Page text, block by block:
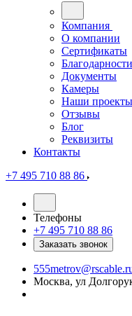
Компания
О компании
Сертификаты
Благодарности
Документы
Камеры
Наши проекты
Отзывы
Блог
Реквизиты
Контакты
+7 495 710 88 86
Телефоны
+7 495 710 88 86
Заказать звонок
Москва, ул